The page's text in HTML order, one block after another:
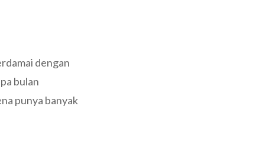
dengan
bulan
punya banyak